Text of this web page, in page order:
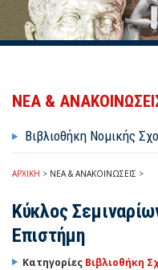
ΝΕΑ &
Βιβλιοθήκη Νομικής
ΑΡΧΙΚΗ > ΝΕΑ & ΑΝΑΚΟΙΝΩΣΕΙΣ >
Κύκλος
Επιστήμη
Κατηγορίες Βιβλιοθήκη